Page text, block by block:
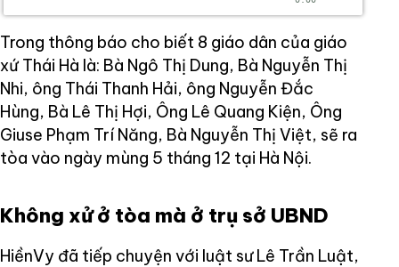
Trong thông báo cho biết 8 giáo dân của giáo
xứ Thái Hà là: Bà Ngô Thị Dung, Bà Nguyễn Thị
Nhi, ông Thái Thanh Hải, ông Nguyễn Đắc
Hùng, Bà Lê Thị Hợi, Ông Lê Quang Kiện, Ông
Giuse Phạm Trí Năng, Bà Nguyễn Thị Việt, sẽ ra
tòa vào ngày mùng 5 tháng 12 tại Hà Nội.
Không xử ở tòa mà ở trụ sở UBND
HiềnVy đã tiếp chuyện với luật sư Lê Trần Luật,